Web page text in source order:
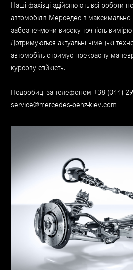
Наші фахівці здійснюють всі роботи
автомобілів Мерседес в максимально
забезпечуючи високу точність
Дотримуються актуальні німецькі
автомобіль отримує прекрасну
курсову стійкість.
Подробиці за телефоном +38 (044)
service@mercedes-benz-kiev.com